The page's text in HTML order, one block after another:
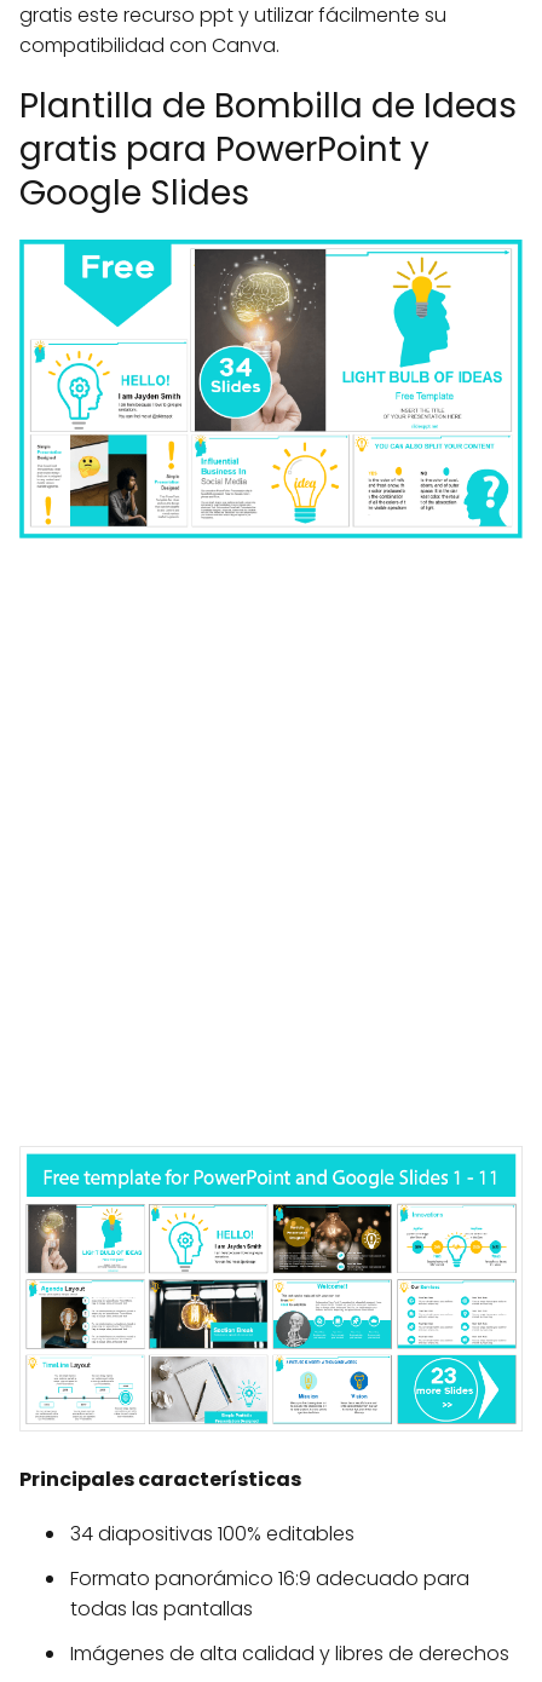
gratis este recurso ppt y utilizar fácilmente su
compatibilidad con Canva.
Plantilla de Bombilla de Ideas
gratis para PowerPoint y
Google Slides
Principales características
34 diapositivas 100% editables
Formato panorámico 16:9 adecuado para
todas las pantallas
Imágenes de alta calidad y libres de derechos